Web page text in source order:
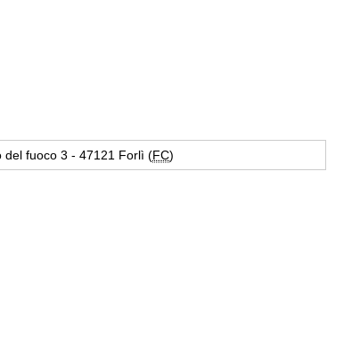
del fuoco 3 - 47121 Forlì (FC)